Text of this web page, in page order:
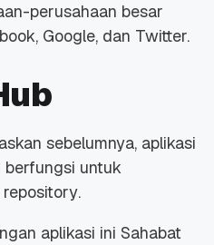
perusahaan besar
Google, dan Twitter.
sebelumnya, aplikasi
berfungsi untuk
repository.
aplikasi ini Sahabat